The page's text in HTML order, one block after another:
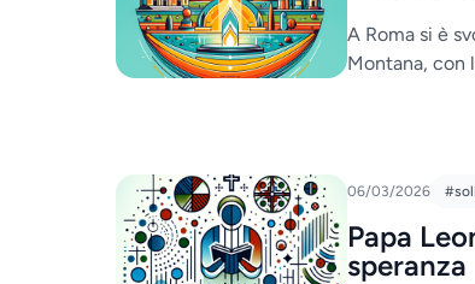
A Roma si è
Montana, con
06/03/2026
Papa
speranza